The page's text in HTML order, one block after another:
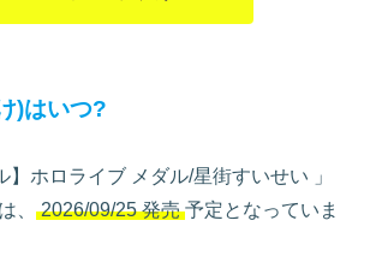
)はいつ?
】ホロライブ メダル/星街すいせい 」
、 2026/09/25 発売 予定となっていま